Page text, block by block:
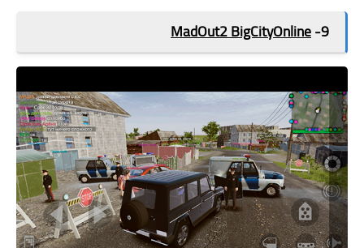
9-
MadOut2 BigCityOnline